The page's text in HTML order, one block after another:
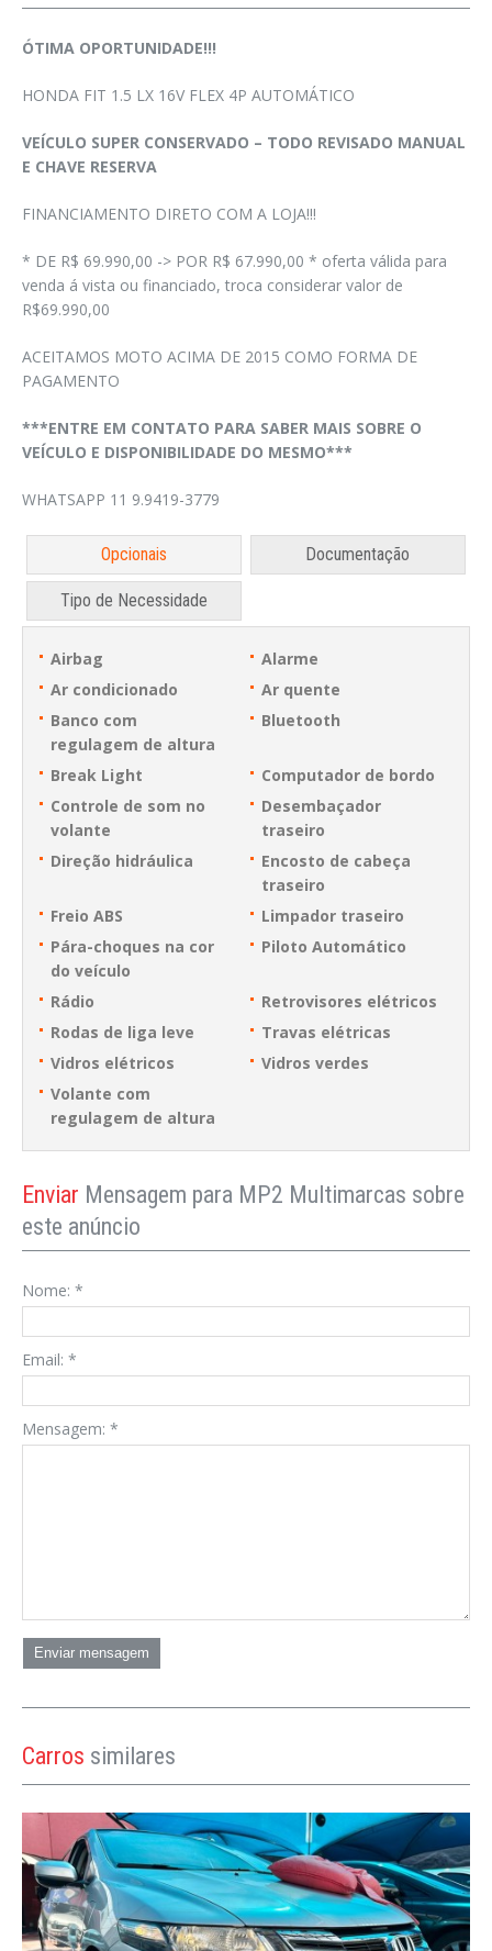
ÓTIMA OPORTUNIDADE!!!
HONDA FIT 1.5 LX 16V FLEX 4P AUTOMÁTICO
VEÍCULO SUPER CONSERVADO – TODO REVISADO MANUAL
E CHAVE RESERVA
FINANCIAMENTO DIRETO COM A LOJA!!!
* DE R$ 69.990,00 -> POR R$ 67.990,00 * oferta válida para
venda á vista ou financiado, troca considerar valor de
R$69.990,00
ACEITAMOS MOTO ACIMA DE 2015 COMO FORMA DE
PAGAMENTO
***ENTRE EM CONTATO PARA SABER MAIS SOBRE O
VEÍCULO E DISPONIBILIDADE DO MESMO***
WHATSAPP 11 9.9419-3779
Opcionais Documentação
Tipo de Necessidade
Airbag
Alarme
Ar condicionado
Ar quente
Banco com
regulagem de altura
Bluetooth
Break Light
Computador de bordo
Controle de som no
volante
Desembaçador
traseiro
Direção hidráulica
Encosto de cabeça
traseiro
Freio ABS
Limpador traseiro
Pára-choques na cor
do veículo
Piloto Automático
Rádio
Retrovisores elétricos
Rodas de liga leve
Travas elétricas
Vidros elétricos
Vidros verdes
Volante com
regulagem de altura
Enviar Mensagem para MP2 Multimarcas sobre
este anúncio
Nome: *
Email: *
Mensagem: *
Enviar mensagem
Carros similares